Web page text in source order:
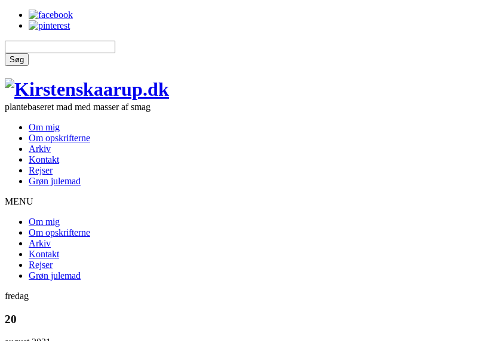
Søg
plantebaseret mad med masser af smag
Om mig
Om opskrifterne
Arkiv
Kontakt
Rejser
Grøn julemad
MENU
Om mig
Om opskrifterne
Arkiv
Kontakt
Rejser
Grøn julemad
fredag
20